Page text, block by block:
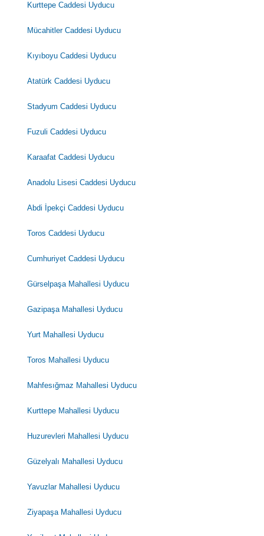
Kurttepe Caddesi Uyducu
Mücahitler Caddesi Uyducu
Kıyıboyu Caddesi Uyducu
Atatürk Caddesi Uyducu
Stadyum Caddesi Uyducu
Fuzuli Caddesi Uyducu
Karaafat Caddesi Uyducu
Anadolu Lisesi Caddesi Uyducu
Abdi İpekçi Caddesi Uyducu
Toros Caddesi Uyducu
Cumhuriyet Caddesi Uyducu
Gürselpaşa Mahallesi Uyducu
Gazipaşa Mahallesi Uyducu
Yurt Mahallesi Uyducu
Toros Mahallesi Uyducu
Mahfesığmaz Mahallesi Uyducu
Kurttepe Mahallesi Uyducu
Huzurevleri Mahallesi Uyducu
Güzelyalı Mahallesi Uyducu
Yavuzlar Mahallesi Uyducu
Ziyapaşa Mahallesi Uyducu